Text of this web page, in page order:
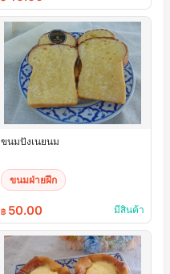
ขนมปังเนยนม
ขนมฝ่ายฝึก
฿ 50.00 มีสินค้า